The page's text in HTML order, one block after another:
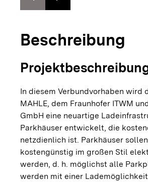
Zur vorhergehenden Folie
Zur nächsten Folie
Beschreibung
In diesem Verbundvorhaben wird
MAHLE, dem Fraunhofer ITWM
GmbH eine neuartige
Parkhäuser entwickelt, die
netzdienlich ist. Parkhäuser
kostengünstig im großen Stil
werden, d. h. möglichst alle
werden mit einer Lademöglichkeit